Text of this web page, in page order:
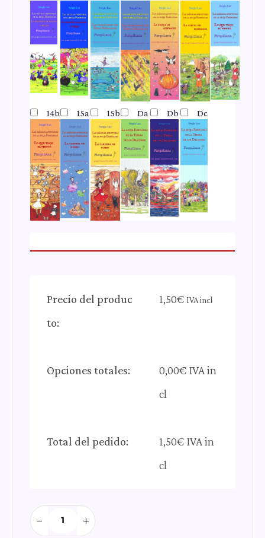
14b 15a 15b Da Db Dc
Precio del produc
to:
1,50€ IVA incl
Opciones totales:
0,00€ IVA in
cl
Total del pedido:
1,50€ IVA in
cl